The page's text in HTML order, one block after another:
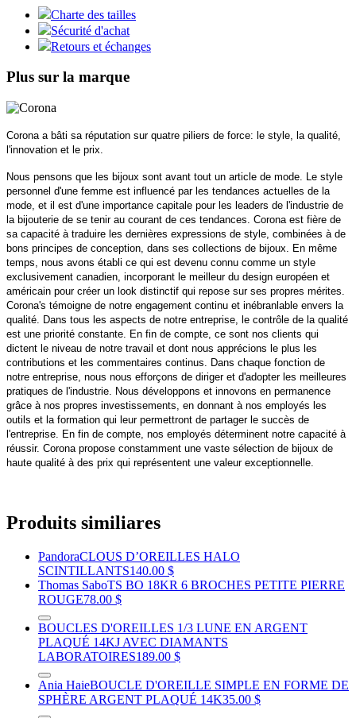
Charte des tailles
Sécurité d'achat
Retours et échanges
Plus sur la marque
Corona a bâti sa réputation sur quatre piliers de force: le style, la qualité,
l'innovation et le prix.
Nous pensons que les bijoux sont avant tout un article de mode. Le style
personnel d'une femme est influencé par les tendances actuelles de la
mode, et il est d'une importance capitale pour les leaders de l'industrie de
la bijouterie de se tenir au courant de ces tendances. Corona est fière de
sa capacité à traduire les dernières expressions de style, combinées à de
bons principes de conception, dans ses collections de bijoux. En même
temps, nous avons établi ce qui est devenu connu comme un style
exclusivement canadien, incorporant le meilleur du design européen et
américain pour créer un look distinctif qui repose sur ses propres mérites.
Corona's témoigne de notre engagement continu et inébranlable envers la
qualité. Dans tous les aspects de notre entreprise, le contrôle de la qualité
est une priorité constante. En fin de compte, ce sont nos clients qui
dictent le niveau de notre travail et dont nous apprécions le plus les
contributions et les commentaires continus. Dans chaque fonction de
notre entreprise, nous nous efforçons de diriger et d'adopter les meilleures
pratiques de l'industrie. Nous développons et innovons en permanence
grâce à nos propres investissements, en donnant à nos employés les
outils et la formation qui leur permettront de partager le succès de
l'entreprise. En fin de compte, nos employés déterminent notre capacité à
réussir. Corona propose constamment une vaste sélection de bijoux de
haute qualité à des prix qui représentent une valeur exceptionnelle.
Produits similiares
PandoraCLOUS D’OREILLES HALO
SCINTILLANTS140.00 $
Thomas SaboTS BO 18KR 6 BROCHES PETITE PIERRE
ROUGE78.00 $
BOUCLES D'OREILLES 1/3 LUNE EN ARGENT
PLAQUÉ 14KJ AVEC DIAMANTS
LABORATOIRES189.00 $
Ania HaieBOUCLE D'OREILLE SIMPLE EN FORME DE
SPHÈRE ARGENT PLAQUÉ 14K35.00 $